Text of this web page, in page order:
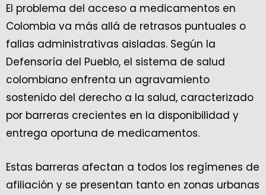
El problema del acceso a medicamentos en
Colombia va más allá de retrasos puntuales o
fallas administrativas aisladas. Según la
Defensoría del Pueblo, el sistema de salud
colombiano enfrenta un agravamiento
sostenido del derecho a la salud, caracterizado
por barreras crecientes en la disponibilidad y
entrega oportuna de medicamentos.
Estas barreras afectan a todos los regímenes de
afiliación y se presentan tanto en zonas urbanas